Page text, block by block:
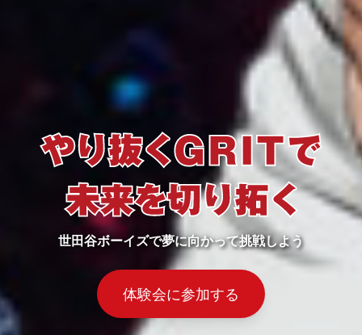
世田谷ボーイズで夢に向かって挑戦しよう
体験会に参加する